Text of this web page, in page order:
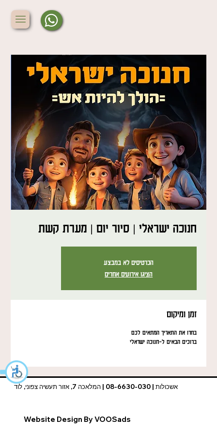
חנוכה ישראלי | סיור יום | מערת קשת
הכרטיסים לא במבצע
הציגו אירועים אחרים
זמן ומיקום
בחרו את התאריך המתאים לכם
ברוכים הבאים ל-חנוכה ישראלי
אשכולות | 08-6630-030 | המלאכה 7, אזור תעשיה צפוני, לוד
Website Design By VOOSads